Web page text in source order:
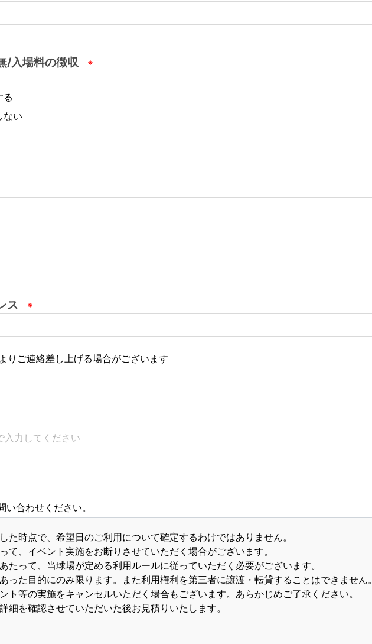
/入場料の徴収
る
ない
ス
合わせください。
た時点で、希望日のご利用について確定するわけではありません。
て、イベント実施をお断りさせていただく場合がございます。
たって、当球場が定める利用ルールに従っていただく必要がございます。
った目的にのみ限ります。また利用権利を第三者に譲渡・転貸することはできません。
ト等の実施をキャンセルいただく場合もございます。あらかじめご了承ください。
細を確認させていただいた後お見積りいたします。